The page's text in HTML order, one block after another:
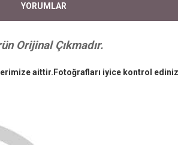
YORUMLAR
Orijinal Çıkmadır.
aittir.Fotoğrafları iyice kontrol